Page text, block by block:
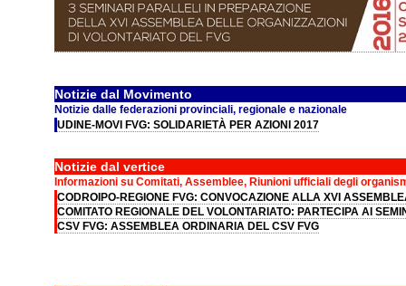
Notizie dal Movimento
Notizie dalle federazioni provinciali, regionale e nazionale
UDINE-MOVI FVG: SOLIDARIETÀ PER AZIONI 2017
Notizie dal vertice
Informazioni su Comitati, Assemblee, Riunioni ufficiali degli
CODROIPO-REGIONE FVG: CONVOCAZIONE ALLA XVI
COMITATO REGIONALE DEL VOLONTARIATO: PARTECIPA AI
CSV FVG: ASSEMBLEA ORDINARIA DEL CSV FVG